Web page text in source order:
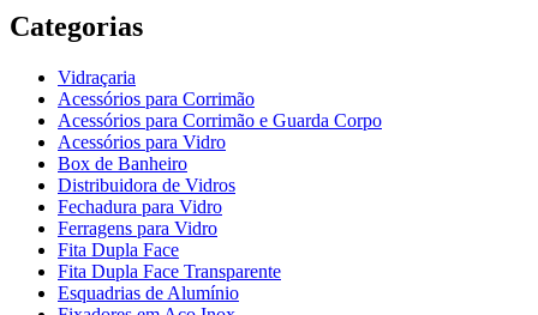
Categorias
Vidraçaria
Acessórios para Corrimão
Acessórios para Corrimão e Guarda Corpo
Acessórios para Vidro
Box de Banheiro
Distribuidora de Vidros
Fechadura para Vidro
Ferragens para Vidro
Fita Dupla Face
Fita Dupla Face Transparente
Esquadrias de Alumínio